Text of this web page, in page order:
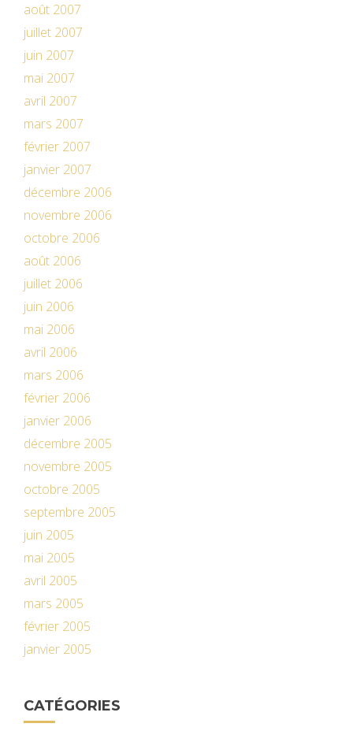
août 2007
juillet 2007
juin 2007
mai 2007
avril 2007
mars 2007
février 2007
janvier 2007
décembre 2006
novembre 2006
octobre 2006
août 2006
juillet 2006
juin 2006
mai 2006
avril 2006
mars 2006
février 2006
janvier 2006
décembre 2005
novembre 2005
octobre 2005
septembre 2005
juin 2005
mai 2005
avril 2005
mars 2005
février 2005
janvier 2005
CATÉGORIES